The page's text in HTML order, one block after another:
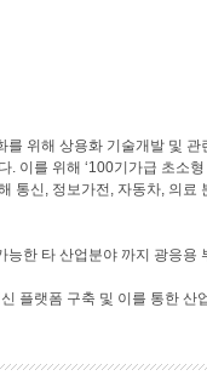
위해 상용화 기술개발 및 관
이를 위해 ‘100기가급 초소
통신, 정보가전, 자동차, 의료
한 타 산업분야 까지 광응용
플랫폼 구축 및 이를 통한 산